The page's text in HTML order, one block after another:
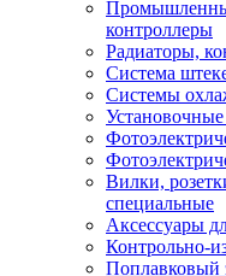
контроллеры
Радиаторы,
Система
Системы
Вилки,
специальные
Аксессуары
Контрольно-
Поплавковый